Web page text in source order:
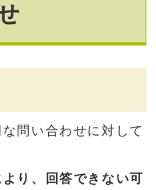
問い合わせに対して
り、回答できない可